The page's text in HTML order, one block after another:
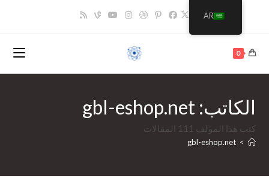
المحتوى
0
الكاتب:gbl-eshop.net
كتب هذا المؤلف 111 المقالات
>
gbl-eshop.net
AR